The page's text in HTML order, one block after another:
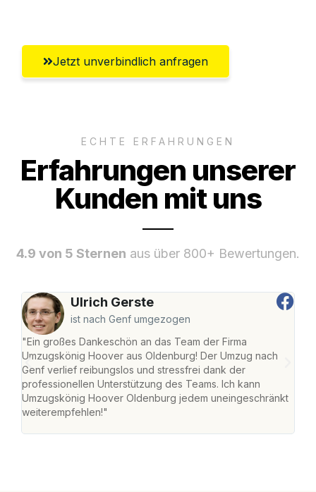
Jetzt unverbindlich anfragen
ECHTE ERFAHRUNGEN
Erfahrungen unserer
Kunden mit uns
4.9 von 5 Sternen aus über 800+ Bewertungen.
Ulrich Gerste
ist nach Genf umgezogen
"Ein großes Dankeschön an das Team der Firma
Umzugskönig Hoover aus Oldenburg! Der Umzug nach
Genf verlief reibungslos und stressfrei dank der
professionellen Unterstützung des Teams. Ich kann
Umzugskönig Hoover Oldenburg jedem uneingeschränkt
weiterempfehlen!"